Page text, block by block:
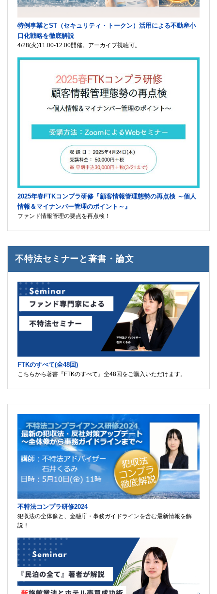
特例事業とST（セキュリティ・トークン）活用による不動産小
口化戦略を徹底解説
4/28(火)11:00-12:00開催。アーカイブ視聴可。
2025年春FTKコンプラ研修『顧客情報管理態勢の再点検 ～個人
情報＆マイナンバー管理のポイント～』
ファンド情報管理の要点を再点検！
不特法セミナーと著書・論文
FTKのすべて(全48回)
こちらから著書『FTKのすべて』全48回をご購入いただけます。
不特法コンプラ研修2024
犯収法の全体像と、金融庁・事務ガイドラインを含む最新情報を解
説！